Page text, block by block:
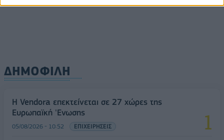
ΔΗΜΟΦΙΛΗ
Η Vendora επεκτείνεται σε 27 χώρες της
Ευρωπαϊκή 'Ενωσης
05/08/2026 - 10:52 ΕΠΙΧΕΙΡΗΣΕΙΣ